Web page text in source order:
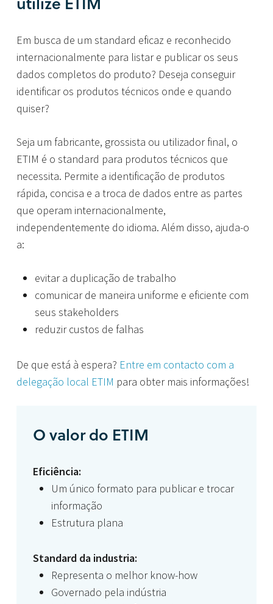
Em busca de um standard eficaz e reconhecido
internacionalmente para listar e publicar os seus
dados completos do produto? Deseja conseguir
identificar os produtos técnicos onde e quando
quiser?
Seja um fabricante, grossista ou utilizador final, o
ETIM é o standard para produtos técnicos que
necessita. Permite a identificação de produtos
rápida, concisa e a troca de dados entre as partes
que operam internacionalmente,
independentemente do idioma. Além disso, ajuda-o
a:
evitar a duplicação de trabalho
comunicar de maneira uniforme e eficiente com
seus stakeholders
reduzir custos de falhas
De que está à espera? Entre em contacto com a
delegação local ETIM para obter mais informações!
O valor do ETIM
Eficiência:
Um único formato para publicar e trocar
informação
Estrutura plana
Standard da industria:
Representa o melhor know-how
Governado pela indústria